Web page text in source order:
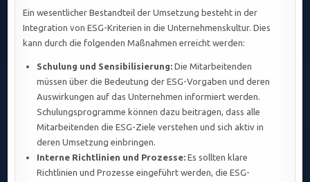
Ein wesentlicher Bestandteil der Umsetzung besteht in der
Integration von ESG-Kriterien in die Unternehmenskultur. Dies
kann durch die folgenden Maßnahmen erreicht werden:
Schulung und Sensibilisierung: Die Mitarbeitenden
müssen über die Bedeutung der ESG-Vorgaben und deren
Auswirkungen auf das Unternehmen informiert werden.
Schulungsprogramme können dazu beitragen, dass alle
Mitarbeitenden die ESG-Ziele verstehen und sich aktiv in
deren Umsetzung einbringen.
Interne Richtlinien und Prozesse: Es sollten klare
Richtlinien und Prozesse eingeführt werden, die ESG-